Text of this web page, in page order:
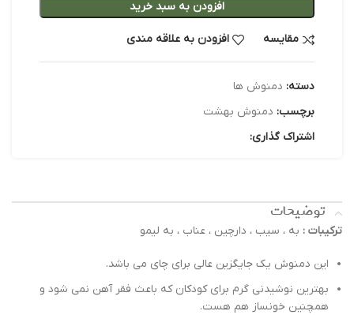
افزودن به سبد خرید
مقایسه افزودن به علاقه مندی
دسته: دمنوش ها
برچسب: دمنوش بهشت
اشتراک گذاری:
توضیحات
ترکیبات : به ، سیب ، دارچین ، عناب ، به لیمو
این دمنوش یک جایگزین عالی برای چای می باشد.
بهترین نوشیدنی گرم برای کودکان که باعث فقر آهن نمی شود و
همچنین خونساز هم هست.